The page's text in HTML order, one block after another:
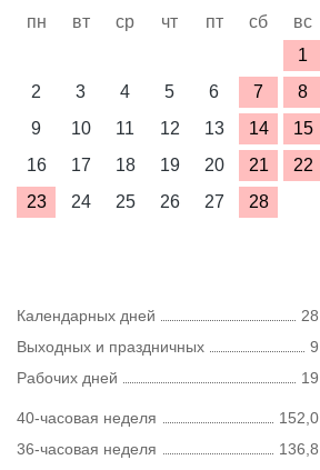
пн вт ср чт пт сб
вс
1
2
3 4 5 6 7
8
9
10 11 12 13 14
15
16
17 18 19 20 21
22
23
24 25 26 27 28
Календарных дней
28
Выходных и праздничных
9
Рабочих дней
19
40-часовая неделя
152,0
36-часовая неделя
136,8